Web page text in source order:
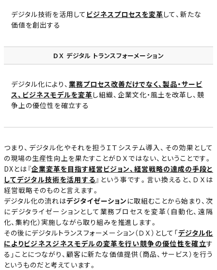
デジタル技術を活用して ビジネスプロセスを変革して、新たな
価値を創出する
ＤＸ デジタル トランスフォーメーション
デジタル化により、 業務プロセス改善だけでなく、製品・サービ
ス、ビジネスモデルを変革し組織、企業文化・風土を改革し、競
争上の優位性を確立する
つまり、デジタル化やそれを担うＩＴシステム導入、その効果として
の現場の生産性向上を果たすことがＤＸではない、ということです。
DXとは『企業変革を目指す経営ビジョン、経営戦略の達成の手段と
してデジタル技術を活用する 』という事です。言い換えると、ＤＸは
経営戦略そのものと言えます。
デジタル化の流れはデジタイゼーション に取組むことから始まり、次
にデジタライゼーションとして業務ブロセスを変革（自動化、遠隔
化、集約化）実施しながら取り組みを推進します。
その後にデジタルトランスフォーメーション（ＤＸ）として「デジタル化
によりビジネスジネスモデルの変革を行い競争の優位性を確立す
る」ことにつながり、顧客に新たな価値提供（商品、サービス）を行う
というものだと考えています。